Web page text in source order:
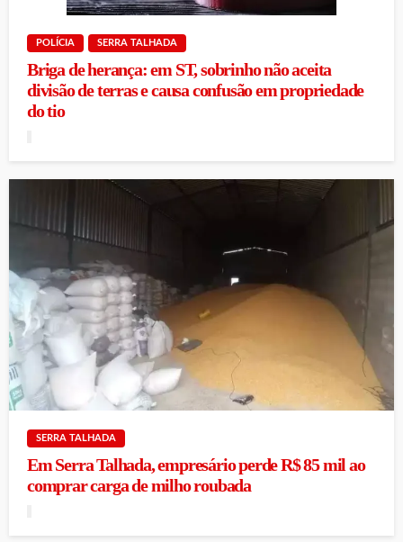
POLÍCIA SERRA TALHADA
Briga de herança: em ST, sobrinho não aceita
divisão de terras e causa confusão em propriedade
do tio
SERRA TALHADA
Em Serra Talhada, empresário perde R$ 85 mil ao
comprar carga de milho roubada